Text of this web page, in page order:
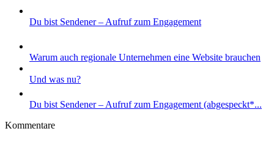
Du bist Sendener – Aufruf zum Engagement
Warum auch regionale Unternehmen eine Website brauchen
Und was nu?
Du bist Sendener – Aufruf zum Engagement (abgespeckt*...
Kommentare